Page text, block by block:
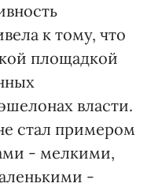
к тому, что
площадкой
власти.
стал примером
- мелкими,
-